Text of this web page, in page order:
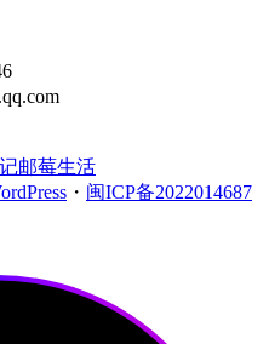
邮莓生活
・ 闽ICP备2022014687